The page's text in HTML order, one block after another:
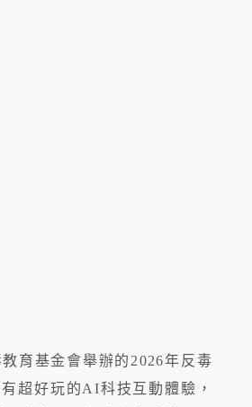
育基金會舉辦的2026年反毒
超好玩的AI科技互動體驗，